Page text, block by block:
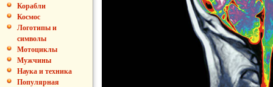
Корабли
Космос
Логотипы и
символы
Мотоциклы
Мужчины
Наука и техника
Популярная